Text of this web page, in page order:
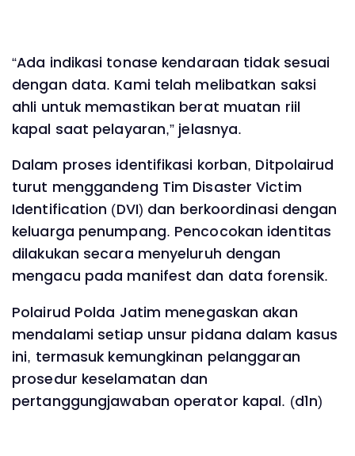
“Ada indikasi tonase kendaraan tidak sesuai
dengan data. Kami telah melibatkan saksi
ahli untuk memastikan berat muatan riil
kapal saat pelayaran,” jelasnya.
Dalam proses identifikasi korban, Ditpolairud
turut menggandeng Tim Disaster Victim
Identification (DVI) dan berkoordinasi dengan
keluarga penumpang. Pencocokan identitas
dilakukan secara menyeluruh dengan
mengacu pada manifest dan data forensik.
Polairud Polda Jatim menegaskan akan
mendalami setiap unsur pidana dalam kasus
ini, termasuk kemungkinan pelanggaran
prosedur keselamatan dan
pertanggungjawaban operator kapal. (d1n)